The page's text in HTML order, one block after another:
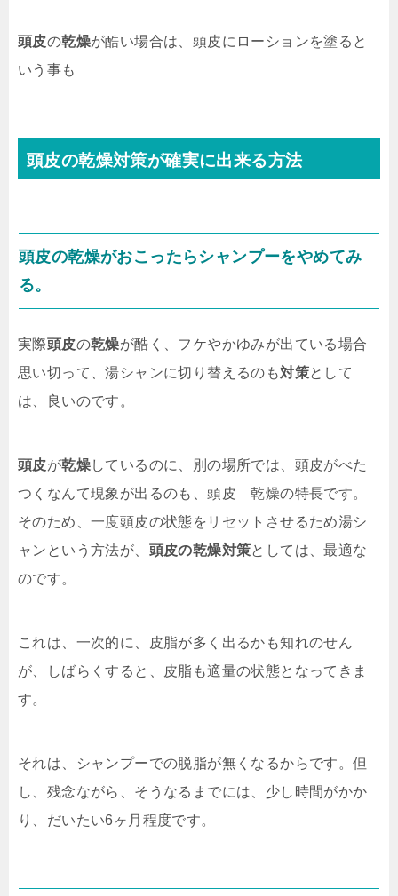
頭皮の乾燥が酷い場合は、頭皮にローションを塗ると
いう事も
頭皮の乾燥対策が確実に出来る方法
頭皮の乾燥がおこったらシャンプーをやめてみ
る。
実際頭皮の乾燥が酷く、フケやかゆみが出ている場合
思い切って、湯シャンに切り替えるのも対策として
は、良いのです。
頭皮が乾燥しているのに、別の場所では、頭皮がべた
つくなんて現象が出るのも、頭皮 乾燥の特長です。
そのため、一度頭皮の状態をリセットさせるため湯シ
ャンという方法が、 頭皮の乾燥対策としては、最適な
のです。
これは、一次的に、皮脂が多く出るかも知れのせん
が、しばらくすると、皮脂も適量の状態となってきま
す。
それは、シャンプーでの脱脂が無くなるからです。但
し、残念ながら、そうなるまでには、少し時間がかか
り、だいたい6ヶ月程度です。